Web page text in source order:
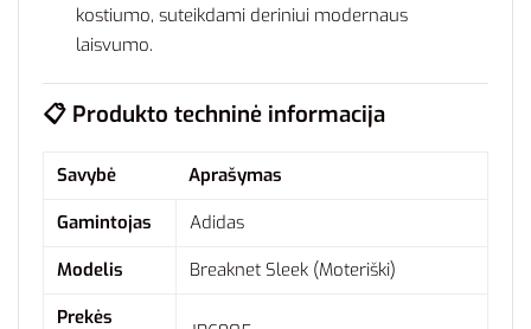
kostiumo, suteikdami deriniui modernaus
laisvumo.
📋 Produkto techninė informacija
Savybė
Aprašymas
Gamintojas
Adidas
Modelis
Breaknet Sleek (Moteriški)
Prekės